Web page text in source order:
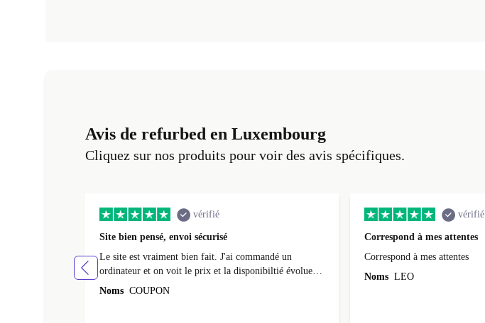
Avis de refurbed en Luxembourg
Cliquez sur nos produits pour voir des avis spécifiques.
vérifié
Site bien pensé, envoi sécurisé
Le site est vraiment bien fait. J'ai commandé un
ordinateur et on voit le prix et la disponibiltié évoluer
au fil des caractéristiques choisies. L'envoi de
Noms COUPON
vérifié
Correspond à mes attentes
Correspond à mes attentes
Noms LEO